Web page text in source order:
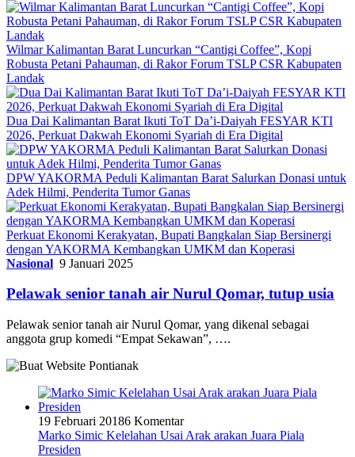
Wilmar Kalimantan Barat Luncurkan “Cantigi Coffee”, Kopi
Robusta Petani Pahauman, di Rakor Forum TSLP CSR Kabupaten
Landak
Dua Dai Kalimantan Barat Ikuti ToT Da’i-Daiyah FESYAR KTI
2026, Perkuat Dakwah Ekonomi Syariah di Era Digital
DPW YAKORMA Peduli Kalimantan Barat Salurkan Donasi untuk
Adek Hilmi, Penderita Tumor Ganas
Perkuat Ekonomi Kerakyatan, Bupati Bangkalan Siap Bersinergi
dengan YAKORMA Kembangkan UMKM dan Koperasi
Nasional 9 Januari 2025
Pelawak senior tanah air Nurul Qomar, tutup usia
Pelawak senior tanah air Nurul Qomar, yang dikenal sebagai
anggota grup komedi “Empat Sekawan”, ….
19 Februari 20186 Komentar
Marko Simic Kelelahan Usai Arak arakan Juara Piala
Presiden